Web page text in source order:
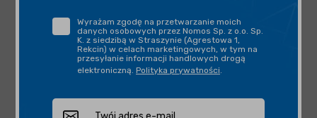
Wyrażam zgodę na przetwarzanie moich
danych osobowych przez Nomos Sp. z o.o. Sp.
K. z siedzibą w Straszynie (Agrestowa 1,
Rekcin) w celach marketingowych, w tym na
przesyłanie informacji handlowych drogą
elektroniczną. Polityka prywatności.